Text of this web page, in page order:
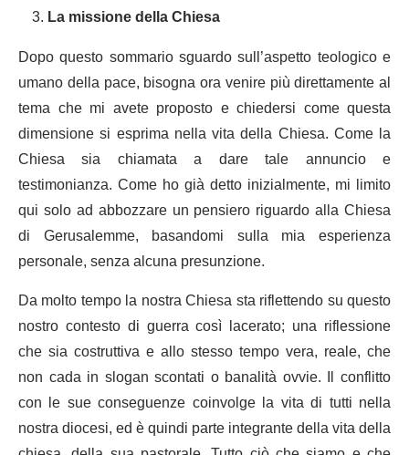
La missione della Chiesa
Dopo questo sommario sguardo sull’aspetto teologico e
umano della pace, bisogna ora venire più direttamente al
tema che mi avete proposto e chiedersi come questa
dimensione si esprima nella vita della Chiesa. Come la
Chiesa sia chiamata a dare tale annuncio e
testimonianza. Come ho già detto inizialmente, mi limito
qui solo ad abbozzare un pensiero riguardo alla Chiesa
di Gerusalemme, basandomi sulla mia esperienza
personale, senza alcuna presunzione.
Da molto tempo la nostra Chiesa sta riflettendo su questo
nostro contesto di guerra così lacerato; una riflessione
che sia costruttiva e allo stesso tempo vera, reale, che
non cada in slogan scontati o banalità ovvie. Il conflitto
con le sue conseguenze coinvolge la vita di tutti nella
nostra diocesi, ed è quindi parte integrante della vita della